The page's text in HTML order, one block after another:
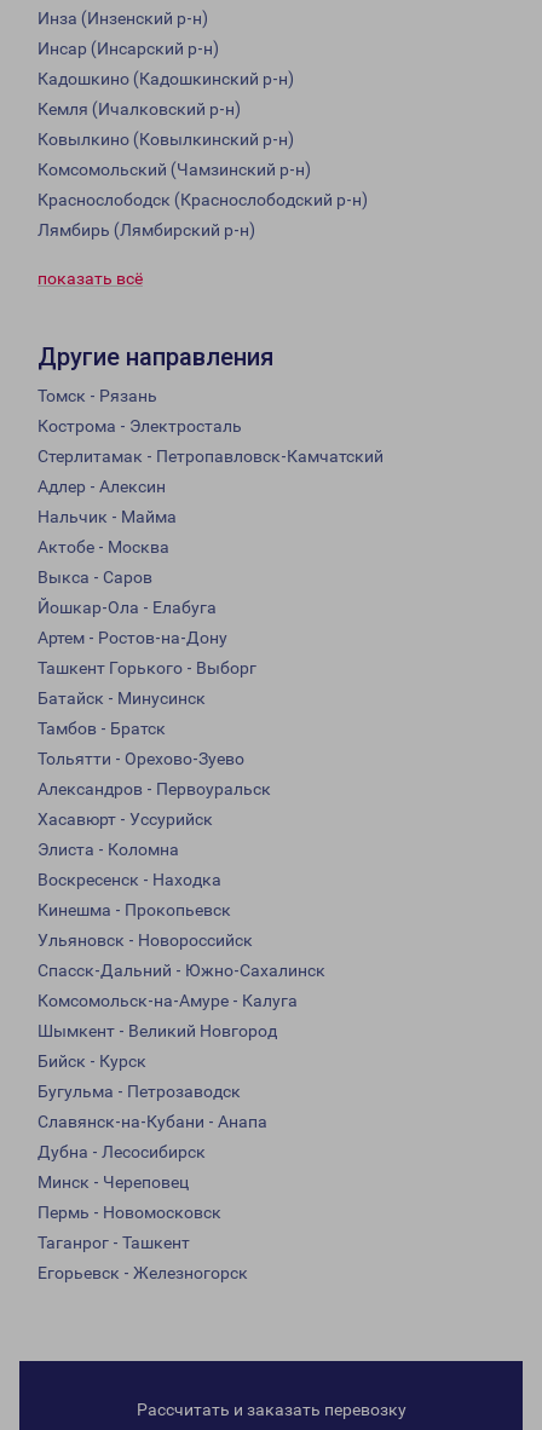
Инза (Инзенский р-н)
Инсар (Инсарский р-н)
Кадошкино (Кадошкинский р-н)
Кемля (Ичалковский р-н)
Ковылкино (Ковылкинский р-н)
Комсомольский (Чамзинский р-н)
Краснослободск (Краснослободский р-н)
Лямбирь (Лямбирский р-н)
показать всё
Другие направления
Томск - Рязань
Кострома - Электросталь
Стерлитамак - Петропавловск-Камчатский
Адлер - Алексин
Нальчик - Майма
Актобе - Москва
Выкса - Саров
Йошкар-Ола - Елабуга
Артем - Ростов-на-Дону
Ташкент Горького - Выборг
Батайск - Минусинск
Тамбов - Братск
Тольятти - Орехово-Зуево
Александров - Первоуральск
Хасавюрт - Уссурийск
Элиста - Коломна
Воскресенск - Находка
Кинешма - Прокопьевск
Ульяновск - Новороссийск
Спасск-Дальний - Южно-Сахалинск
Комсомольск-на-Амуре - Калуга
Шымкент - Великий Новгород
Бийск - Курск
Бугульма - Петрозаводск
Славянск-на-Кубани - Анапа
Дубна - Лесосибирск
Минск - Череповец
Пермь - Новомосковск
Таганрог - Ташкент
Егорьевск - Железногорск
Рассчитать и заказать перевозку